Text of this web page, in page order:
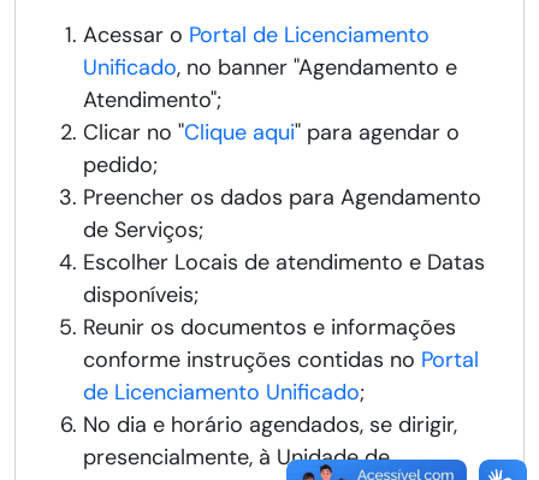
Acessar o Portal de Licenciamento
Unificado, no banner "Agendamento e
Atendimento";
Clicar no "Clique aqui" para agendar o
pedido;
Preencher os dados para Agendamento
de Serviços;
Escolher Locais de atendimento e Datas
disponíveis;
Reunir os documentos e informações
conforme instruções contidas no Portal
de Licenciamento Unificado;
No dia e horário agendados, se dirigir,
presencialmente, à Unidade de